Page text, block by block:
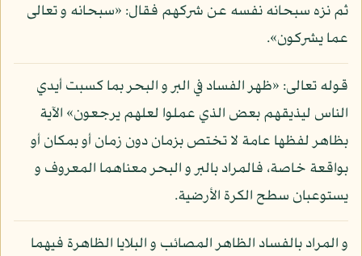
ثم نزه سبحانه نفسه عن شركهم فقال: «سبحانه و تعالى
عما يشركون».
قوله تعالى: «ظهر الفساد في البر و البحر بما كسبت أيدي
الناس ليذيقهم بعض الذي عملوا لعلهم يرجعون» الآية
بظاهر لفظها عامة لا تختص بزمان دون زمان أو بمكان أو
بواقعة خاصة، فالمراد بالبر و البحر معناهما المعروف و
يستوعبان سطح الكرة الأرضية.
و المراد بالفساد الظاهر المصائب و البلايا الظاهرة فيهما